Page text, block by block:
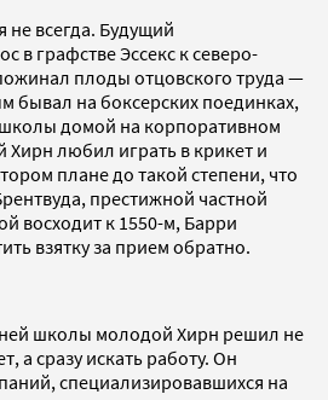
не всегда. Будущий
в графстве Эссекс к северо-
плоды отцовского труда —
бывал на боксерских поединках,
домой на корпоративном
любил играть в крикет и
плане до такой степени, что
престижной частной
восходит к 1550-м, Барри
взятку за прием обратно.
школы молодой Хирн решил не
а сразу искать работу. Он
специализировавшихся на